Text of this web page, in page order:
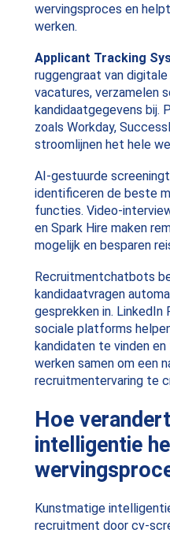
wervingsproces en
werken.
Applicant Tracking
ruggengraat van
vacatures, verzamelen
kandidaatgegevens bij.
zoals Workday,
stroomlijnen het hele
AI-gestuurde
identificeren de beste
functies. Video-
en Spark Hire maken
mogelijk en besparen
Recruitmentchatbots
kandidaatvragen
gesprekken in. LinkedIn
sociale platforms
kandidaten te vinden
werken samen om een
recruitmentervaring te
Hoe
intelligentie
Kunstmatige
recruitment door cv-